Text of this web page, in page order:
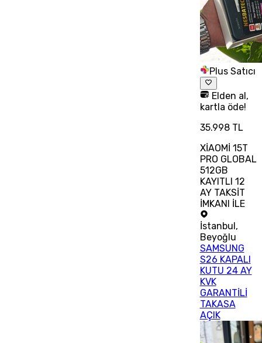
Plus Satıcı
Elden al,
kartla öde!
35.998 TL
XİAOMİ 15T
PRO GLOBAL
512GB
KAYITLI 12
AY TAKSİT
İMKANI İLE
İstanbul ,
Beyoğlu
SAMSUNG
S26 KAPALI
KUTU 24 AY
KVK
GARANTİLİ
TAKASA
AÇIK